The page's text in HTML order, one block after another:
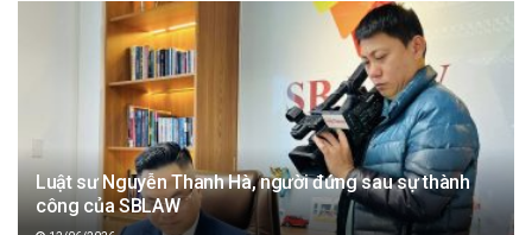
Luật sư Nguyễn Thanh Hà, người đứng sau sự thành
công của SBLAW